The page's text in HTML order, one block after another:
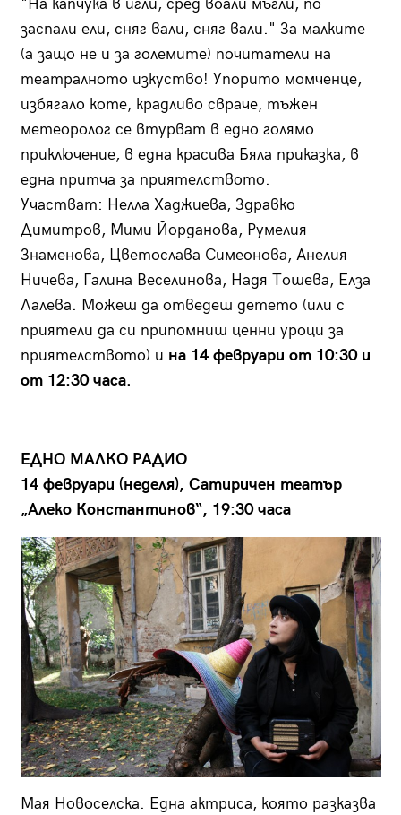
заспали ели, сняг вали, сняг вали." За малките
(а защо не и за големите) почитатели на
театралното изкуство! Упорито момченце,
избягало коте, крадливо свраче, тъжен
метеоролог се втурват в едно голямо
приключение, в една красива Бяла приказка, в
една притча за приятелството.
Участват: Нелла Хаджиева, Здравко
Димитров, Мими Йорданова, Румелия
Знаменова, Цветослава Симеонова, Анелия
Ничева, Галина Веселинова, Надя Тошева, Елза
Лалева. Можеш да отведеш детето (или с
приятели да си припомниш ценни уроци за
приятелството) и на 14 февруари от 10:30 и
от 12:30 часа.
ЕДНО МАЛКО РАДИО
14 февруари (неделя), Сатиричен театър
„Алеко Константинов“, 19:30 часа
Мая Новоселска. Една актриса, която разказва